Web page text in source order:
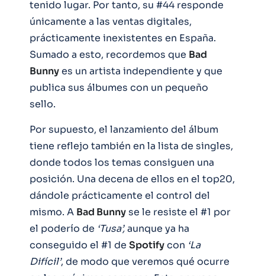
tenido lugar. Por tanto, su #44 responde
únicamente a las ventas digitales,
prácticamente inexistentes en España.
Sumado a esto, recordemos que Bad
Bunnyes un artista independiente y que
publica sus álbumes con un pequeño
sello.
Por supuesto, el lanzamiento del álbum
tiene reflejo también en la lista de singles,
donde todos los temas consiguen una
posición. Una decena de ellos en el top20,
dándole prácticamente el control del
mismo. A Bad Bunnyse le resiste el #1 por
el poderío de ‘Tusa’,aunque ya ha
conseguido el #1 de Spotifycon ‘La
Difícil’, de modo que veremos qué ocurre